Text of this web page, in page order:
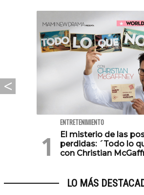
ENTRETENIMIENTO
El misterio de las
perdidas: ´Todo lo
con Christian
LO MÁS